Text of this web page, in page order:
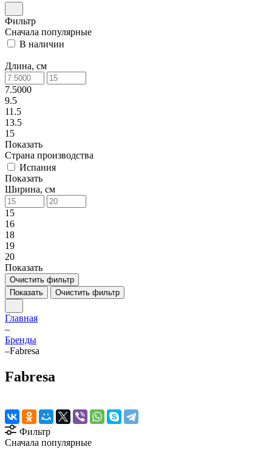
Фильтр
Сначала популярные
В наличии
Длина, см
7.5000
9.5
11.5
13.5
15
Показать
Страна производства
Испания
Показать
Ширина, см
15
16
18
19
20
Показать
Очистить фильтр
Показать
Очистить фильтр
Главная
–
Бренды
–Fabresa
Fabresa
Фильтр
Сначала популярные